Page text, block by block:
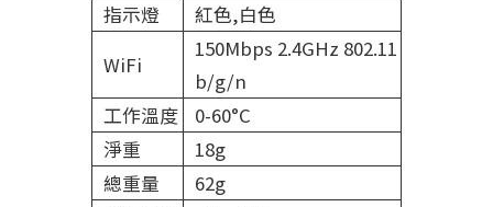
指示燈
紅色,白色
WiFi
150Mbps 2.4GHz 802.11
b/g/n
工作溫度
0-60°C
淨重
18g
總重量
62g